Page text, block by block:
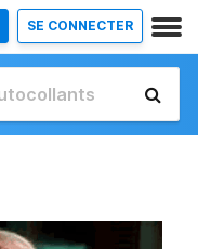
SE CONNECTER